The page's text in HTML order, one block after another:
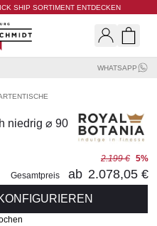
SHIP SORTIMENT ENTDECKEN
WHATSAPP
niedrig ⌀ 90
2.199 € 5%
Gesamtpreis
ab 2.078,05 €